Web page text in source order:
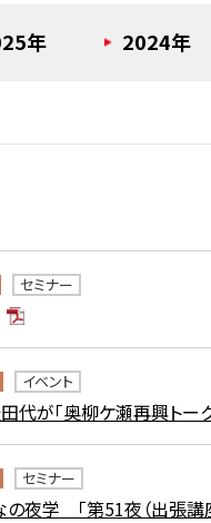
年 2024年
セミナー
イベント
代が「奥柳ケ瀬再興ト
セミナー
の夜学 「第51夜（出張